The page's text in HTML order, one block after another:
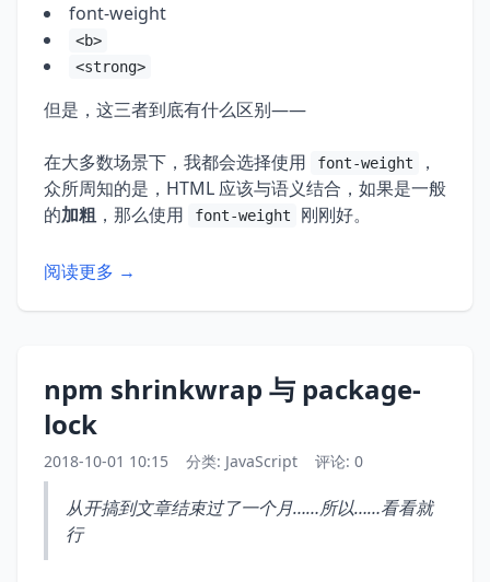
font-weight
<b>
<strong>
但是，这三者到底有什么区别——
在大多数场景下，我都会选择使用 font-weight
，
众所周知的是，HTML 应该与语义结合，如果是一般
的加粗 ，那么使用 font-weight 刚刚好。
阅读更多 →
npm shrinkwrap 与 package-
lock
2018-10-01 10:15 分类: JavaScript 评论: 0
从开搞到文章结束过了一个月……所以……看看就
行